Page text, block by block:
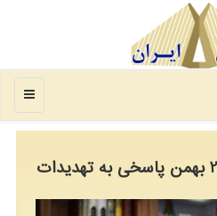
منو
حضور باشکوه مردم در 22 بهمن پاسخی به تهدیدات